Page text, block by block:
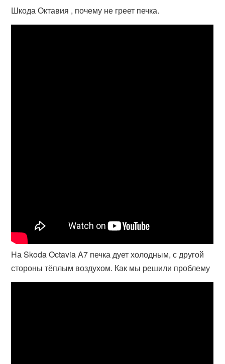
Шкода Октавия , почему не греет печка.
На Skoda Octavia A7 печка дует холодным, с другой
стороны тёплым воздухом. Как мы решили проблему